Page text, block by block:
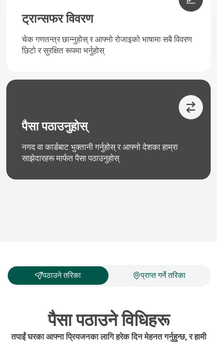
ट्रान्सफर विवरण
चेक गणतन्त्र छान्नुहोस् र आफ्नो रोजाइको भाषामा सबै विवरण
छिटो र सुरक्षित रूपमा भर्नुहोस्
पैसा पठाउनुहोस्
नगद वा कार्डबाट भुक्तानी गर्नुहोस् र आफ्नो देशका हाम्रा
साझेदारहरू मार्फत पैसा पठाउनुहोस्
पठाउने तरिका प्राप्त गर्ने तरिका
पैसा पठाउने विधिहरू
तपाईं घरका आफ्ना प्रियजनका लागि हरेक दिन मेहनत गर्नुहुन्छ, र हामी